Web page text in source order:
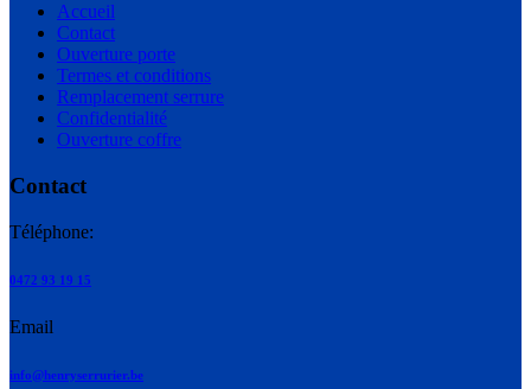
Accueil
Contact
Ouverture porte
Termes et conditions
Remplacement serrure
Confidentialité
Ouverture coffre
Contact
Téléphone:
0472 93 19 15
Email
info@henryserrurier.be